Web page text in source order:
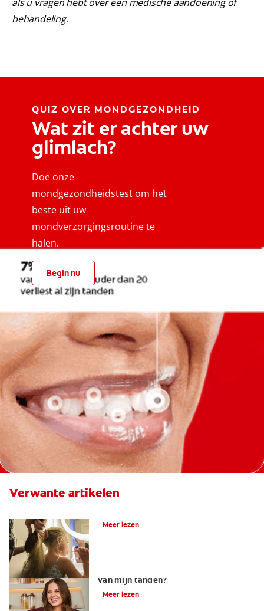
behandeling.
QUIZ OVER MONDGEZONDHEID
Wat zit er achter uw
glimlach?
Doe onze
mondgezondheidstest om het
beste uit uw
mondverzorgingsroutine te
halen.
Begin nu
Verwante artikelen
Meer lezen
van mijn tanden?
Meer lezen